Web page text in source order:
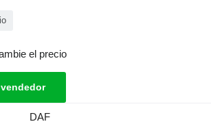
el precio
DAF